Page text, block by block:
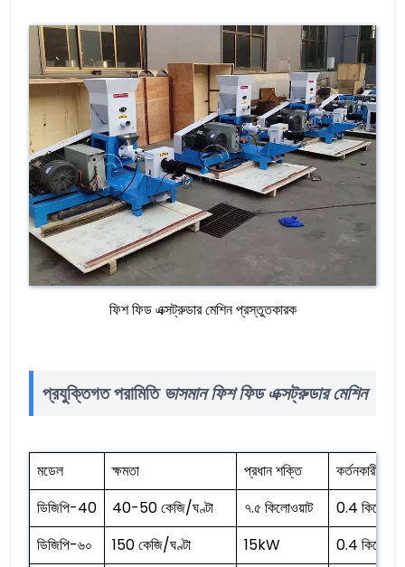
ফিশ ফিড এক্সট্রুডার মেশিন প্রস্তুতকারক
প্রযুক্তিগত পরামিতিভাসমান ফিশ ফিড এক্সট্রুডার মেশিন
মডেল ক্ষমতা প্রধান শক্তি
কর্তনকারী
ডিজিপি-40
40-50 কেজি/ঘণ্টা ৭.৫ কিলোওয়াট
0.4
ডিজিপি-৬০
150 কেজি/ঘণ্টা 15kW
0.4